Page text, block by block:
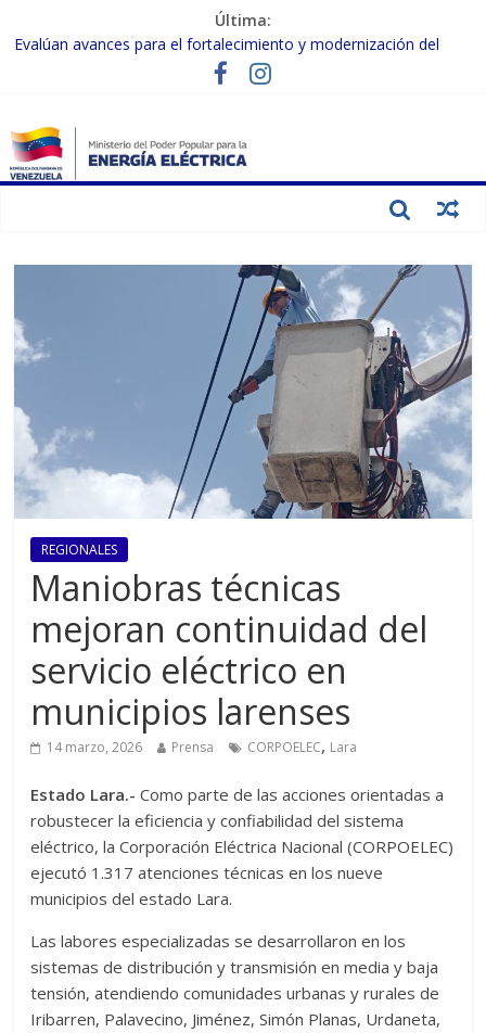
Última:
Evalúan avances para el fortalecimiento y modernización del
Inspeccionan trabajos de rehabilitación en instalaciones del SEN
Gobierno Nacional activa plan preventivo para fortalecer el SEN
ante el fenómeno de El Niño
Termocarabobo recupera el 50% de su capacidad de generación
REGIONALES
Maniobras técnicas
mejoran continuidad del
servicio eléctrico en
municipios larenses
14 marzo, 2026 Prensa CORPOELEC, Lara
Estado Lara.-Como parte de las acciones orientadas a
robustecer la eficiencia y confiabilidad del sistema
eléctrico, la Corporación Eléctrica Nacional (CORPOELEC)
ejecutó 1.317 atenciones técnicas en los nueve
municipios del estado Lara.
Las labores especializadas se desarrollaron en los
sistemas de distribución y transmisión en media y baja
tensión, atendiendo comunidades urbanas y rurales de
Iribarren, Palavecino, Jiménez, Simón Planas, Urdaneta,